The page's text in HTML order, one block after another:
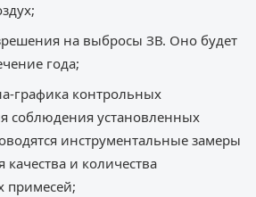
на выбросы ЗВ. Оно будет
года;
графика контрольных
соблюдения установленных
инструментальные замеры
качества и количества
примесей;